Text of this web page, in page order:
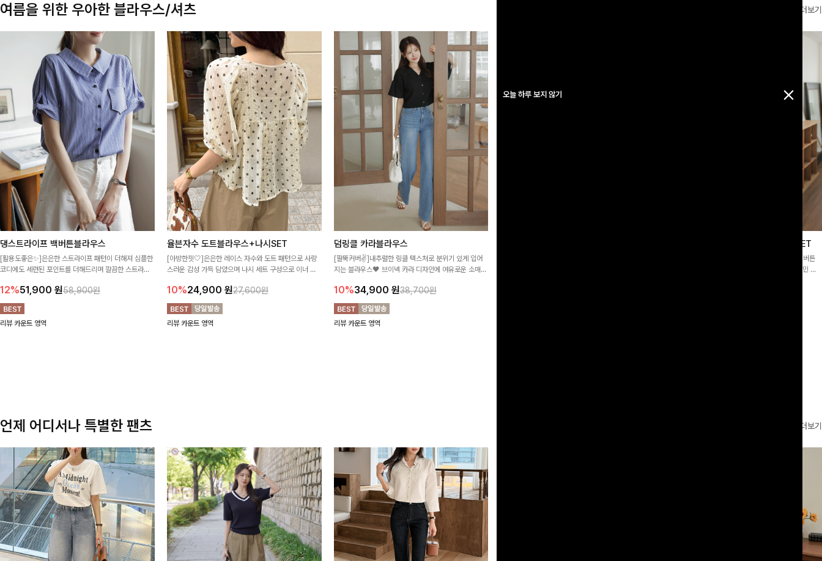
오늘 하루 보지 않기
여름을 위한 우아한 블라우스/셔츠 더보기
댕스트라이프 백버튼블라우스
[활용도좋은✨]은은한 스트라이프 패턴이 더해져 심플한
코디에도 세련된 포인트를 더해드리며 깔끔한 스트라이
12%51,900 원58,900원
리뷰 카운트 영역
율븐자수 도트블라우스+나시SET
[아방한핏🤍]은은한 레이스 자수와 도트 패턴으로 사랑
스러운 감성 가득 담았으며 나시 세트 구성으로 이너 걱
10%24,900 원27,600원
리뷰 카운트 영역
덤링클 카라블라우스
[팔뚝커버✌]내추럴한 링클 텍스처로 분위기 있게 입어
지는 블라우스🖤 브이넥 카라 디자인에 여유로운 소매핏
10%34,900 원38,700원
리뷰 카운트 영역
제딧레이어드 블라우스+플레어팬츠SET
[완성도높은💗]레이어드한 듯 자연스러운 나시와 버튼
원피스가 함께 구성된 세트 아이템입니다. 코디 고민 없
언제 어디서나 특별한 팬츠 더보기